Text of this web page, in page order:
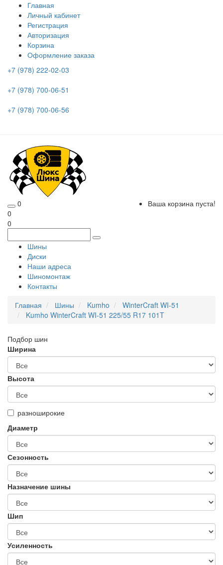
Главная
Личный кабинет
Регистрация
Авторизация
Корзина
Оформление заказа
+7 (978) 222-02-03
+7 (978) 700-06-51
+7 (978) 700-06-56
0
Ваша корзина пуста!
0
0
Шины
Диски
Наши адреса
Шиномонтаж
Контакты
Главная
Шины Kumho
WinterCraft WI-51
Kumho WinterCraft WI-51 225/55 R17 101T
Подбор шин
Ширина
Высота
разноширокие
Диаметр
Сезонность
Назначение шины
Шип
Усиленность